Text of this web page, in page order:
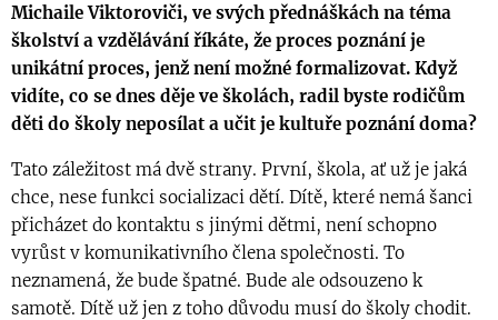
Michaile Viktoroviči, ve svých přednáškách na téma
školství a vzdělávání říkáte, že proces poznání je
unikátní proces, jenž není možné formalizovat. Když
vidíte, co se dnes děje ve školách, radil byste rodičům
děti do školy neposílat a učit je kultuře poznání doma?
Tato záležitost má dvě strany. První, škola, ať už je jaká
chce, nese funkci socializaci dětí. Dítě, které nemá šanci
přicházet do kontaktu s jinými dětmi, není schopno
vyrůst v komunikativního člena společnosti. To
neznamená, že bude špatné. Bude ale odsouzeno k
samotě. Dítě už jen z toho důvodu musí do školy chodit.